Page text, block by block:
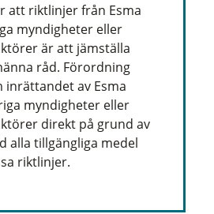
att riktlinjer från Esma
myndigheter eller
är att jämställa
råd. Förordning
inrättandet av Esma
myndigheter eller
direkt på grund av
alla tillgängliga medel
riktlinjer.